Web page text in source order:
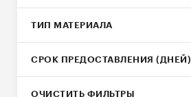
ТИП МАТЕРИАЛА
СРОК ПРЕДОСТАВЛЕНИЯ (ДНЕЙ)
ОЧИСТИТЬ ФИЛЬТРЫ